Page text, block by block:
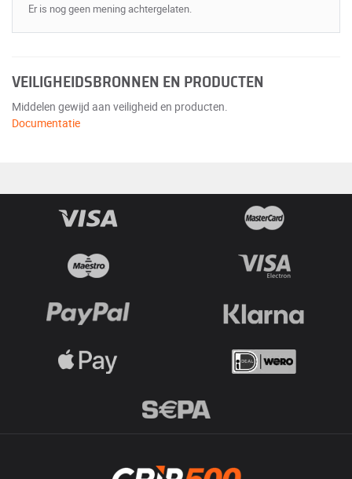
Er is nog geen mening achtergelaten.
VEILIGHEIDSBRONNEN EN PRODUCTEN
Middelen gewijd aan veiligheid en producten.
Documentatie